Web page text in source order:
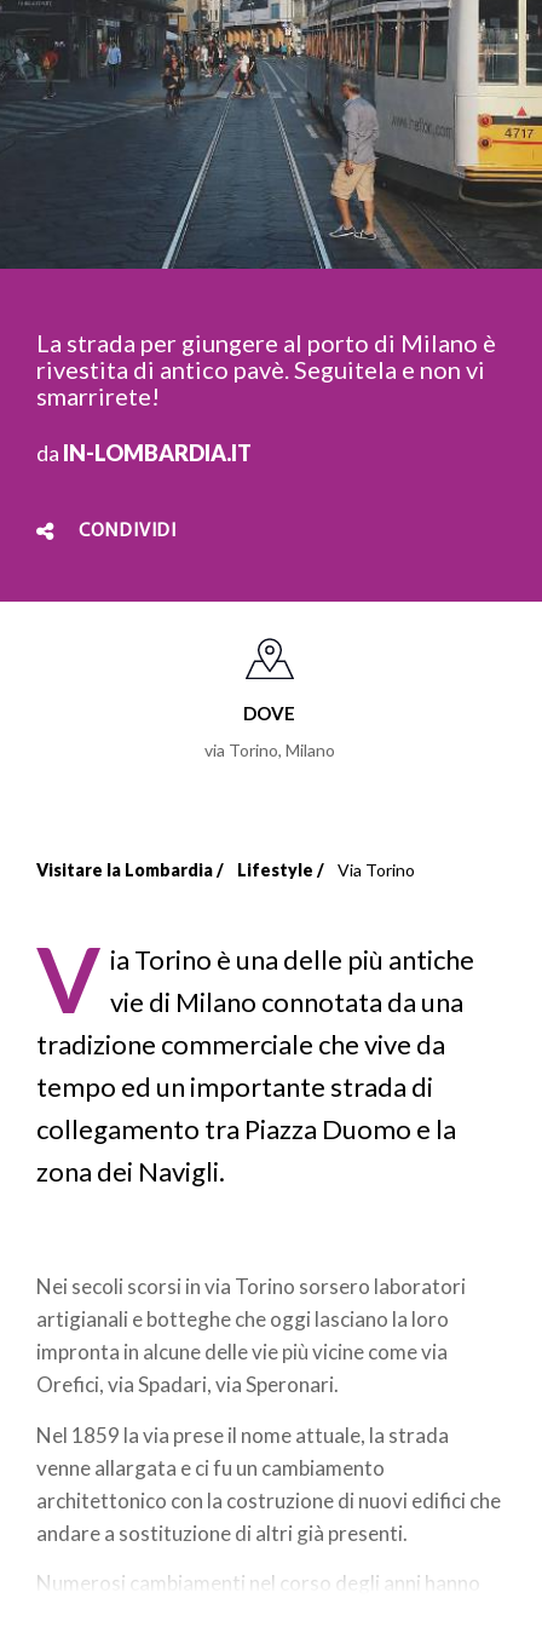
La strada per giungere al porto di Milano è
rivestita di antico pavè. Seguitela e non vi
smarrirete!
da IN-LOMBARDIA.IT
CONDIVIDI
DOVE
via Torino, Milano
di
pane
Visitare la Lombardia Lifestyle Via Torino
V ia Torino è una delle più antiche
vie di Milano connotata da una
tradizione commerciale che vive da
tempo ed un importante strada di
collegamento tra Piazza Duomo e la
zona dei Navigli.
Nei secoli scorsi in via Torino sorsero laboratori
artigianali e botteghe che oggi lasciano la loro
impronta in alcune delle vie più vicine come via
Orefici, via Spadari, via Speronari.
Nel 1859 la via prese il nome attuale, la strada
venne allargata e ci fu un cambiamento
architettonico con la costruzione di nuovi edifici che
andare a sostituzione di altri già presenti.
Numerosi cambiamenti nel corso degli anni hanno